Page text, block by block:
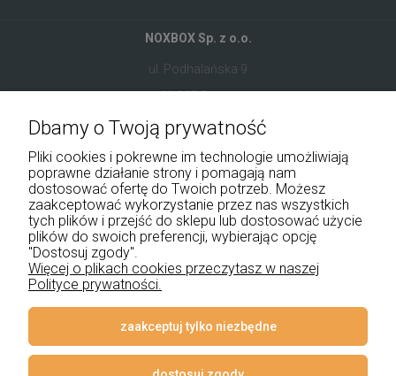
NOXBOX Sp. z o.o.
ul. Podhalańska 9
41-907 Bytom
+48 534 555 344
sklep@noxbox.pl
Pomoc
Płatności i dostawa
Informacje
Dbamy o Twoją prywatność
Pliki cookies i pokrewne im technologie umożliwiają
poprawne działanie strony i pomagają nam
dostosować ofertę do Twoich potrzeb. Możesz
zaakceptować wykorzystanie przez nas wszystkich
tych plików i przejść do sklepu lub dostosować użycie
plików do swoich preferencji, wybierając opcję
"Dostosuj zgody".
Więcej o plikach cookies przeczytasz w naszej
Polityce prywatności.
zaakceptuj tylko niezbędne